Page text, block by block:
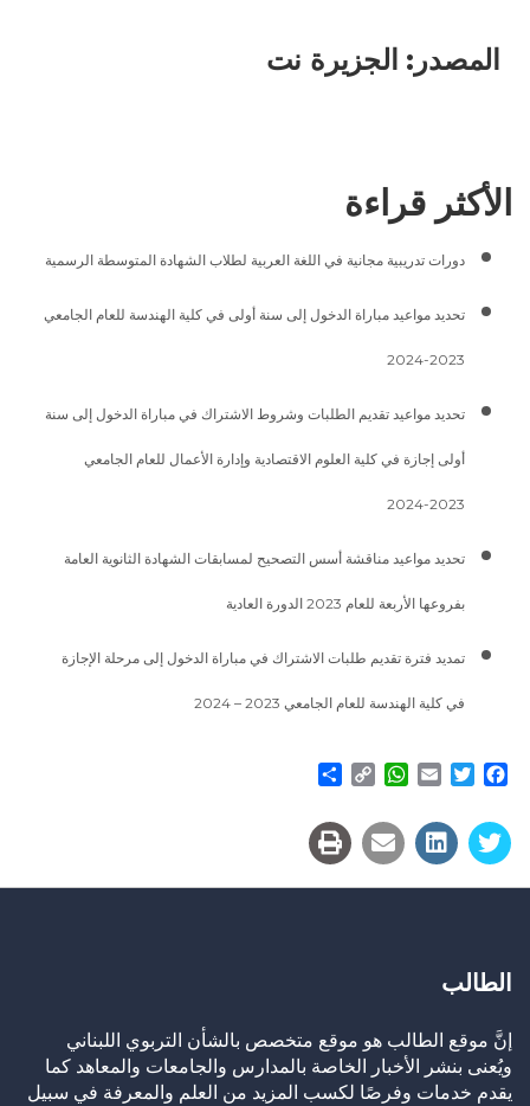
المصدر: الجزيرة نت
الأكثر قراءة
دورات تدريبية مجانية في اللغة العربية لطلاب الشهادة المتوسطة الرسمية
تحديد مواعيد مباراة الدخول إلى سنة أولى في كلية الهندسة للعام الجامعي
2023-2024
تحديد مواعيد تقديم الطلبات وشروط الاشتراك في مباراة الدخول إلى سنة
أولى إجازة في كلية العلوم الاقتصادية وإدارة الأعمال للعام الجامعي
2023-2024
تحديد مواعيد مناقشة أسس التصحيح لمسابقات الشهادة الثانوية العامة
بفروعها الأربعة للعام 2023 الدورة العادية
تمديد فترة تقديم طلبات الاشتراك في مباراة الدخول إلى مرحلة الإجازة
في كلية الهندسة للعام الجامعي 2023 – 2024
Facebook
Twitter
Email
WhatsApp
Copy
الطالب
إنَّ موقع الطالب هو موقع متخصص بالشأن التربوي اللبناني
ويُعنى بنشر الأخبار الخاصة بالمدارس والجامعات والمعاهد كما
يقدم خدمات وفرصًا لكسب المزيد من العلم والمعرفة في سبيل